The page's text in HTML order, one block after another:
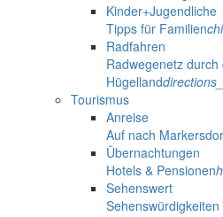
Kinder+Jugendliche
Tipps für Familien
Radfahren
Radwegenetz
Hügelland
Tourismus
Anreise
Auf nach
Übernachtungen
Hotels & Pensionen
Sehenswert